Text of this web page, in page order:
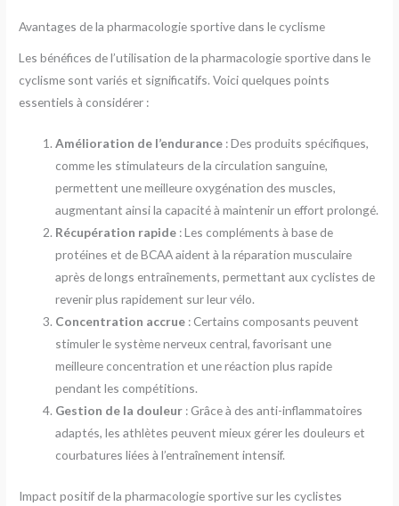
Avantages de la pharmacologie sportive dans le cyclisme
Les bénéfices de l’utilisation de la pharmacologie sportive dans le
cyclisme sont variés et significatifs. Voici quelques points
essentiels à considérer :
Amélioration de l’endurance : Des produits spécifiques,
comme les stimulateurs de la circulation sanguine,
permettent une meilleure oxygénation des muscles,
augmentant ainsi la capacité à maintenir un effort prolongé.
Récupération rapide : Les compléments à base de
protéines et de BCAA aident à la réparation musculaire
après de longs entraînements, permettant aux cyclistes de
revenir plus rapidement sur leur vélo.
Concentration accrue : Certains composants peuvent
stimuler le système nerveux central, favorisant une
meilleure concentration et une réaction plus rapide
pendant les compétitions.
Gestion de la douleur : Grâce à des anti-inflammatoires
adaptés, les athlètes peuvent mieux gérer les douleurs et
courbatures liées à l’entraînement intensif.
Impact positif de la pharmacologie sportive sur les cyclistes